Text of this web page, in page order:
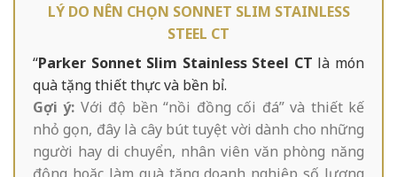
LÝ DO NÊN CHỌN SONNET SLIM STAINLESS
STEEL CT
“Parker Sonnet Slim Stainless Steel CT là món
quà tặng thiết thực và bền bỉ.
Gợi ý: Với độ bền “nồi đồng cối đá” và thiết kế
nhỏ gọn, đây là cây bút tuyệt vời dành cho những
người hay di chuyển, nhân viên văn phòng năng